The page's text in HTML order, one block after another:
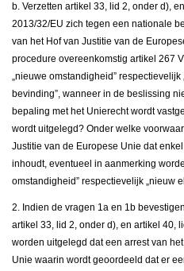
b. Verzetten artikel 33, lid 2, onder d),
2013/32/EU zich tegen een nationale
van het Hof van Justitie van de
procedure overeenkomstig artikel 267
„nieuwe omstandigheid” respectievelijk
bevinding”, wanneer in de beslissing
bepaling met het Unierecht wordt
wordt uitgelegd? Onder welke
Justitie van de Europese Unie dat
inhoudt, eventueel in aanmerking
omstandigheid” respectievelijk „nieuw
2. Indien de vragen 1a en 1b
artikel 33, lid 2, onder d), en artikel 40,
worden uitgelegd dat een arrest van
Unie waarin wordt geoordeeld dat er